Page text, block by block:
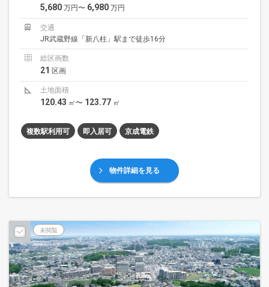
5,680 万円〜 6,980 万円
交通
JR武蔵野線「新八柱」駅まで徒歩16分
総区画数
21 区画
土地面積
120.43 ㎡〜 123.77 ㎡
複数駅利用可 即入居可 京成電鉄
物件詳細を見る
未閲覧